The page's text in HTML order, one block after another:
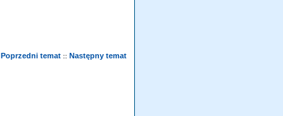
Poprzedni temat :: Następny temat